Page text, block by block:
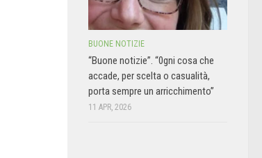
BUONE NOTIZIE
“Buone notizie”. “0gni cosa che
accade, per scelta o casualità,
porta sempre un arricchimento”
11 APR, 2026